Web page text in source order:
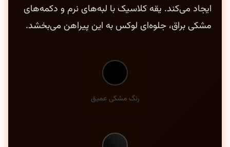
ایجاد می‌کند. یقه کلاسیک با لبه‌های نرم و دکمه‌های
مشکی براق، جلوه‌ای لوکس به این پیراهن می‌بخشد.
رنگ مشکی عمیق